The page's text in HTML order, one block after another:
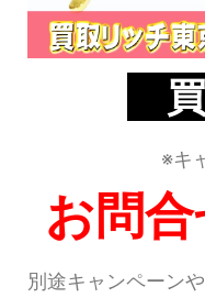
※キ
お問
別途キャンペーン